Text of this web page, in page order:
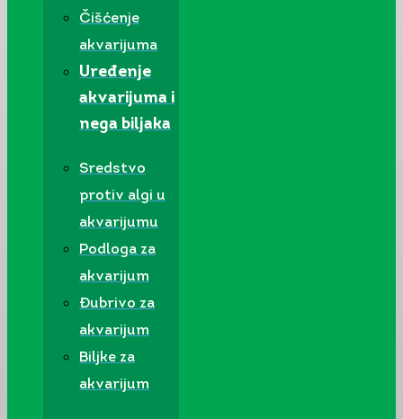
Čišćenje
akvarijuma
Uređenje
akvarijuma i
nega biljaka
Sredstvo
protiv algi u
akvarijumu
Podloga za
akvarijum
Đubrivo za
akvarijum
Biljke za
akvarijum